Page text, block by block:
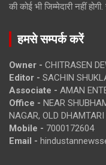
की कोई भी जिम्मेदारी नहीं
हमसे सम्पर्क करें
Owner - CHITRASEN
Editor - SACHIN
Associate - AMAN
Office - NEAR
NAGAR, OLD
Mobile - 7000172604
Email -